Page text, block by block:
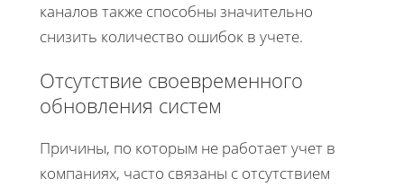
каналов также способны значительно
снизить количество ошибок в учете.
Отсутствие своевременного
обновления систем
Причины, по которым не работает учет в
компаниях, часто связаны с отсутствием